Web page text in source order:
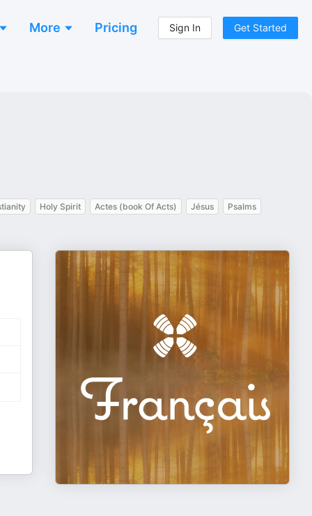
More Pricing Sign In Get Started
Holy Spirit Actes (book Of Acts) Jésus Psalms